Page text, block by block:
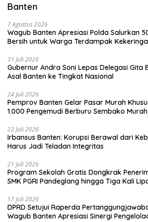
Banten
7 Agustus 2026
Wagub Banten Apresiasi Polda Salurkan
Bersih untuk Warga Terdampak
31 Juli 2026
Gubernur Andra Soni Lepas Delegasi Gita
Asal Banten ke Tingkat Nasional
24 Juli 2026
Pemprov Banten Gelar Pasar Murah
1.000 Pengemudi Berburu Sembako Murah
22 Juli 2026
Irbansus Banten: Korupsi Berawal dari
Harus Jadi Teladan Integritas
21 Juli 2026
Program Sekolah Gratis Dongkrak
SMK PGRI Pandeglang hingga Tiga Kali
17 Juli 2026
DPRD Setujui Raperda
Wagub Banten Apresiasi Sinergi